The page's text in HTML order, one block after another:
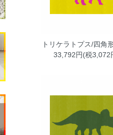
トリケラトプス/四角
33,792円(税3,072